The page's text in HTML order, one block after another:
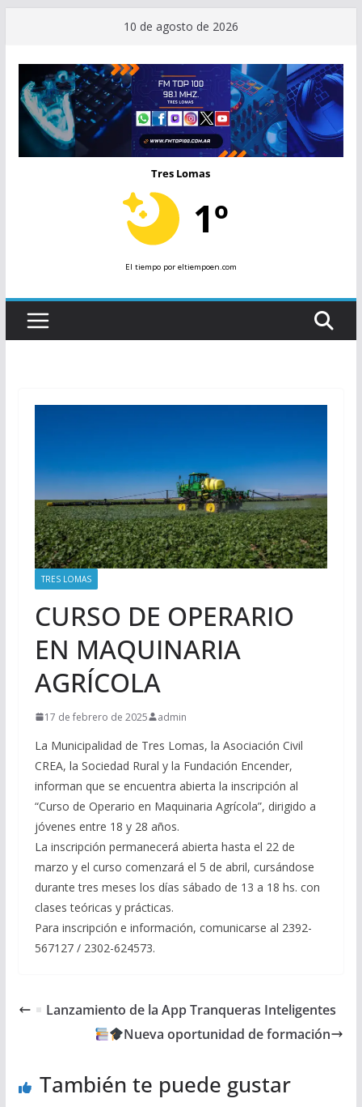
contenido
10 de agosto de 2026
Tres Lomas
1º
El tiempopor eltiempoen.com
TRES LOMAS
CURSO DE OPERARIO
EN MAQUINARIA
AGRÍCOLA
17 de febrero de 2025 admin
La Municipalidad de Tres Lomas, la Asociación Civil
CREA, la Sociedad Rural y la Fundación Encender,
informan que se encuentra abierta la inscripción al
“Curso de Operario en Maquinaria Agrícola”, dirigido a
jóvenes entre 18 y 28 años.
La inscripción permanecerá abierta hasta el 22 de
marzo y el curso comenzará el 5 de abril, cursándose
durante tres meses los días sábado de 13 a 18 hs. con
clases teóricas y prácticas.
Para inscripción e información, comunicarse al 2392-
567127 / 2302-624573.
Lanzamiento de la App Tranqueras Inteligentes
Nueva oportunidad de formación
También te puede gustar